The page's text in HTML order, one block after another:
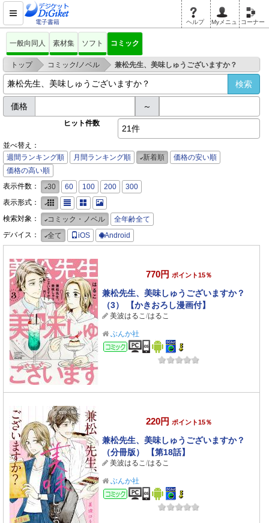
電子書籍 ヘルプ Myメニュ コーナー
一般向同人 素材集 ソフト コミック
トップ > コミック/ノベル > 兼松先生、美味しゅうございますか？
価格 ～
ヒット件数
21件
並べ替え：
週間ランキング順
月間ランキング順 新着順
価格の安い順
価格の高い順
表示件数：
30 60 100 200
300
表示形式：
検索対象：
コミック・ノベル
全年齢全て
デバイス：
全て iOS Android
770円 ポイント15％
兼松先生、美味しゅうございますか？
（3） 【かきおろし漫画付】
美波はるこ/はるこ
ぶんか社
コミック
220円 ポイント15％
兼松先生、美味しゅうございますか？
（分冊版） 【第18話】
美波はるこ/はるこ
ぶんか社
コミック